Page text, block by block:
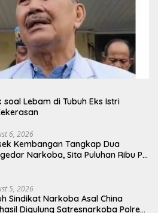
Lebam di Tubuh Eks Istri
6, 2026
Kembangan Tangkap Dua
Narkoba, Sita Puluhan Ribu Pil
5, 2026
Sindikat Narkoba Asal China
Digulung Satresnarkoba Polres